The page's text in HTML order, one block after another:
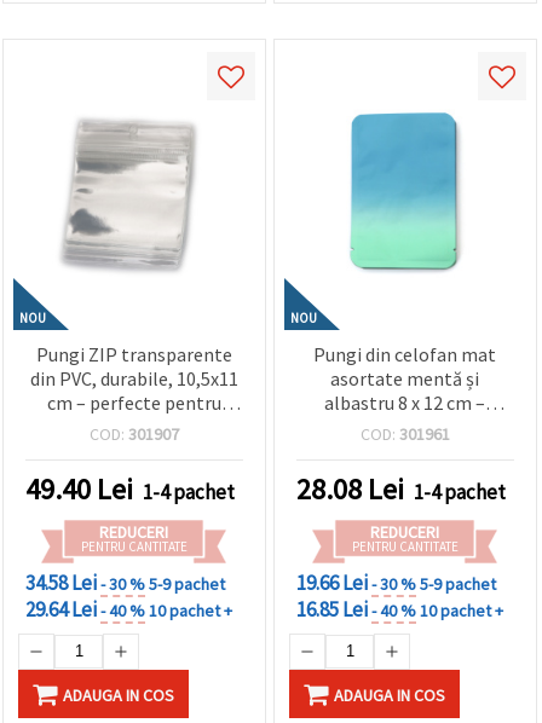
NOU
Pungi ZIP transparente
din PVC, durabile, 10,5x11
cm – perfecte pentru
depozitare sigură și
100 buc.
COD: 301907
49.40 Lei 1-4 pachet
REDUCERI
PENTRU CANTITATE
34.58 Lei- 30 %5-9 pachet
29.64 Lei- 40 %10 pachet +
ADAUGA IN COS
NOU
Pungi din celofan mat
asortate mentă și
albastru 8 x 12 cm –
ambalaj moale, elegant și
bucăți
COD: 301961
28.08 Lei 1-4 pachet
REDUCERI
PENTRU CANTITATE
19.66 Lei- 30 %5-9 pachet
16.85 Lei- 40 %10 pachet +
ADAUGA IN COS